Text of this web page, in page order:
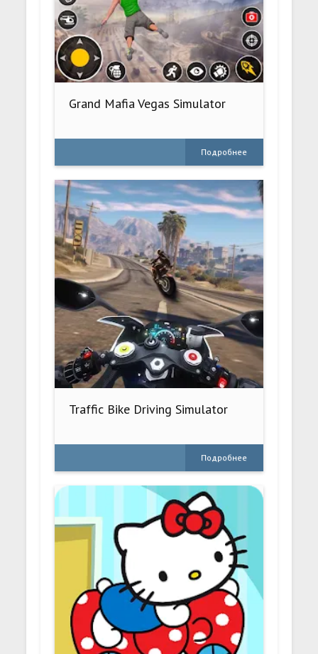
Grand Mafia Vegas Simulator
Подробнее
Traffic Bike Driving Simulator
Подробнее